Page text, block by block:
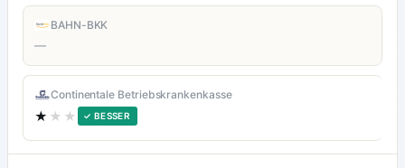
BAHN-BKK
—
Continentale Betriebskrankenkasse
★ ★★ ✓ BESSER